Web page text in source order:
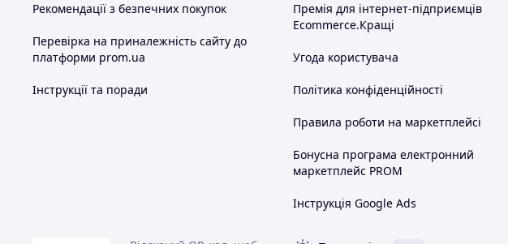
Рекомендації з безпечних покупок
Перевірка на приналежність сайту до
платформи prom.ua
Інструкції та поради
Премія для інтернет-підприємців
Ecommerce.Кращі
Угода користувача
Політика конфіденційності
Правила роботи на маркетплейсі
Бонусна програма електронний
маркетплейс PROM
Інструкція Google Ads